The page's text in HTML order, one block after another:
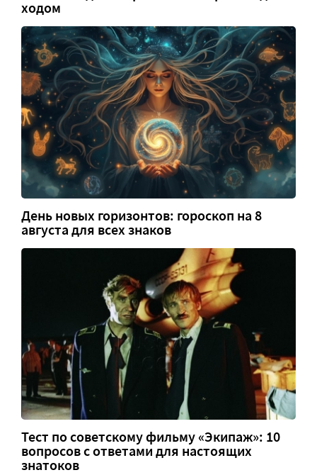
ходом
День новых горизонтов: гороскоп на 8
августа для всех знаков
Тест по советскому фильму «Экипаж»: 10
вопросов с ответами для настоящих
знатоков